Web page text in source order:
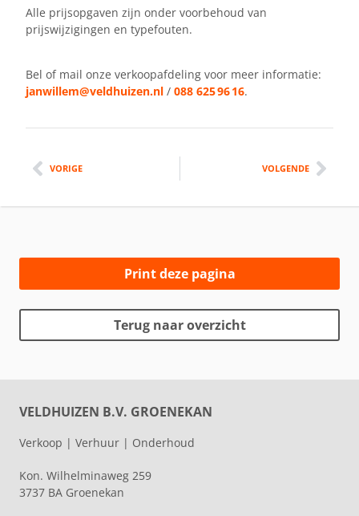
Alle prijsopgaven zijn onder voorbehoud van
prijswijzigingen en typefouten.
Bel of mail onze verkoopafdeling voor meer informatie:
janwillem@veldhuizen.nl / 088 625 96 16.
VOLGENDE
VORIGE
Print deze pagina
Terug naar overzicht
VELDHUIZEN B.V. GROENEKAN
Verkoop | Verhuur | Onderhoud
Kon. Wilhelminaweg 259
3737 BA Groenekan